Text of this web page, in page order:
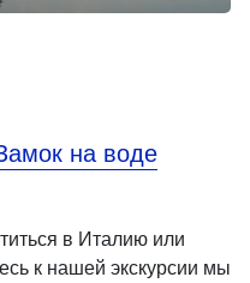
на воде
в Италию или
к нашей экскурсии мы